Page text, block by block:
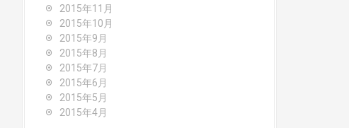
2015年11月
2015年10月
2015年9月
2015年8月
2015年7月
2015年6月
2015年5月
2015年4月